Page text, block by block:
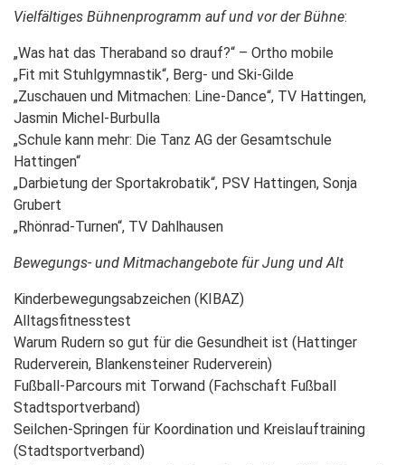
Vielfältiges Bühnenprogramm auf und vor der Bühne:
„Was hat das Theraband so drauf?“ – Ortho mobile
„Fit mit Stuhlgymnastik“, Berg- und Ski-Gilde
„Zuschauen und Mitmachen: Line-Dance“, TV Hattingen,
Jasmin Michel-Burbulla
„Schule kann mehr: Die Tanz AG der Gesamtschule
Hattingen“
„Darbietung der Sportakrobatik“, PSV Hattingen, Sonja
Grubert
„Rhönrad-Turnen“, TV Dahlhausen
Bewegungs- und Mitmachangebote für Jung und Alt
Kinderbewegungsabzeichen (KIBAZ)
Alltagsfitnesstest
Warum Rudern so gut für die Gesundheit ist (Hattinger
Ruderverein, Blankensteiner Ruderverein)
Fußball-Parcours mit Torwand (Fachschaft Fußball
Stadtsportverband)
Seilchen-Springen für Koordination und Kreislauftraining
(Stadtsportverband)